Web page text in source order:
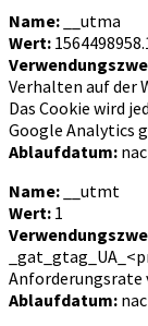
Name: __utma
Wert:
Verhalten auf der
Das Cookie wird
Google Analytics
Ablaufdatum:
Name: __utmt
Wert: 1
Anforderungsrate
Ablaufdatum: